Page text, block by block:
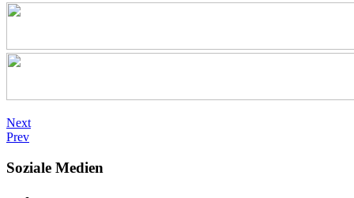
Next
Prev
Soziale Medien